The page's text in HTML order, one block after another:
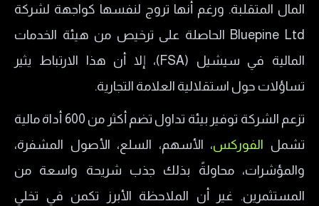
عمولة شركة Seekapa
طرق السحب والإيداع في شركة Seekapa
خدمة العملاء في شركة سيكابا
المال المتقلبة. ورغم أنها تروج لنفسها كواجهة لشركة
Bluepine Ltd الحاصلة على ترخيص من هيئة الخدمات
المالية في سيشيل (FSA)، إلا أن هذا الارتباط يثير
تساؤلات حول استقلالية العلامة التجارية.
تزعم الشركة توفير بيئة تداول تضم أكثر من 600 أداة مالية
تشمل الفوركس، الأسهم، السلع، الأصول المشفرة،
والمؤشرات، محاولةً بذلك جذب شريحة واسعة من
المستثمرين. غير أن الملاحظة الأبرز تكمن في تخلي